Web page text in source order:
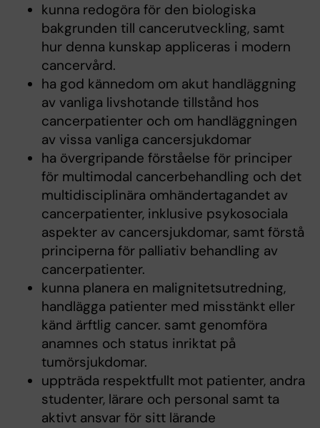
kunna redogöra för den biologiska
bakgrunden till cancerutveckling, samt
hur denna kunskap appliceras i modern
cancervård.
ha god kännedom om akut handläggning
av vanliga livshotande tillstånd hos
cancerpatienter och om handläggningen
av vissa vanliga cancersjukdomar
ha övergripande förståelse för principer
för multimodal cancerbehandling och det
multidisciplinära omhändertagandet av
cancerpatienter, inklusive psykosociala
aspekter av cancersjukdomar, samt förstå
principerna för palliativ behandling av
cancerpatienter.
kunna planera en malignitetsutredning,
handlägga patienter med misstänkt eller
känd ärftlig cancer. samt genomföra
anamnes och status inriktat på
tumörsjukdomar.
uppträda respektfullt mot patienter, andra
studenter, lärare och personal samt ta
aktivt ansvar för sitt lärande